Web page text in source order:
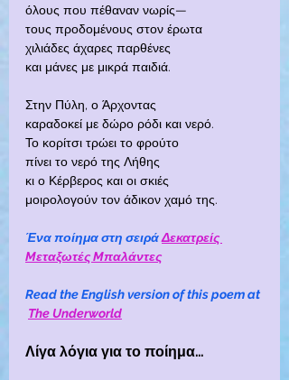
όλους που πέθαναν νωρίς—
τους προδομένους στον έρωτα
χιλιάδες άχαρες παρθένες
και μάνες με μικρά παιδιά.
Στην Πύλη, ο Άρχοντας
καραδοκεί με δώρο ρόδι και νερό.
Το κορίτσι τρώει το φρούτο
πίνει το νερό της Λήθης
κι ο Κέρβερος και οι σκιές
μοιρολογούν τον άδικον χαμό της.
Ένα ποίημα στη σειρά Δεκατρείς
Mεταξωτές Mπαλάντες
Read the English version of this poem at
The Underworld
Λίγα λόγια για το ποίημα…